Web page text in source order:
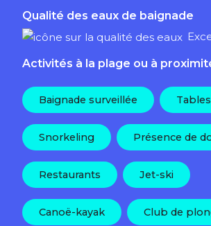
Qualité des eaux de baignade
Activités à la plage ou à
Baignade surveillée
Snorkeling Présence de
Restaurants Jet-ski
Canoë-kayak Club de